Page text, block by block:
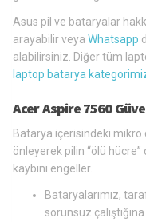
Asus pil ve bataryalar
arayabilir veya Whatsapp
alabilirsiniz. Diğer tüm
laptop batarya
Acer Aspire 7560
Batarya içerisindeki mikro
önleyerek pilin “ölü
kaybını engeller.
Bataryalarımız,
sorunsuz